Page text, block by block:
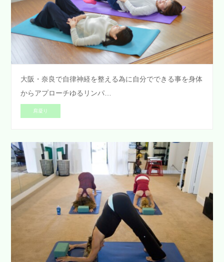
大阪・奈良で自律神経を整える為に自分でできる事を身体
からアプローチゆるリンパ…
肩凝り